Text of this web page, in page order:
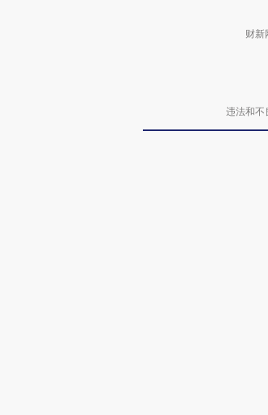
财新
违法和